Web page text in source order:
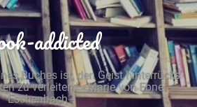
addicted
Buches ist, den Geist hinterrücks
zu verleiten." - Marie von Ebner-
Eschenbach -